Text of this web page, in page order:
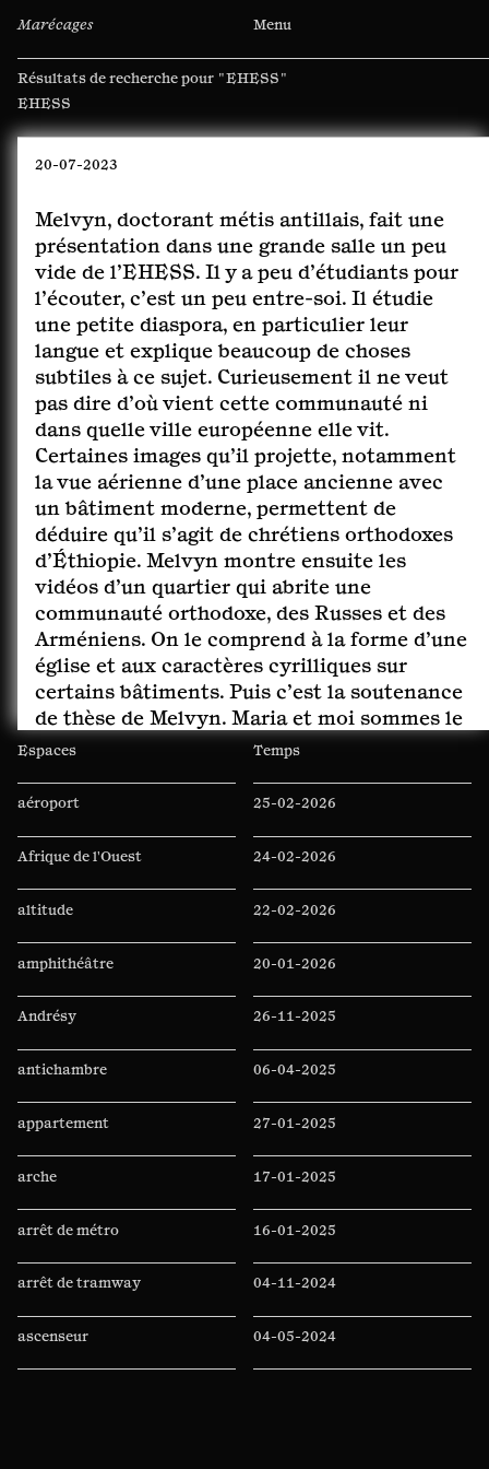
Marécages Menu
Résultats de recherche pour "EHESS"
Rechercher :
20-07-2023
Melvyn, doctorant métis antillais, fait une
présentation dans une grande salle un peu
vide de l’EHESS. Il y a peu d’étudiants pour
l’écouter, c’est un peu entre-soi. Il étudie
une petite diaspora, en particulier leur
langue et explique beaucoup de choses
subtiles à ce sujet. Curieusement il ne veut
pas dire d’où vient cette communauté ni
dans quelle ville européenne elle vit.
Certaines images qu’il projette, notamment
la vue aérienne d’une place ancienne avec
un bâtiment moderne, permettent de
déduire qu’il s’agit de chrétiens orthodoxes
d’Éthiopie. Melvyn montre ensuite les
vidéos d’un quartier qui abrite une
communauté orthodoxe, des Russes et des
Arméniens. On le comprend à la forme d’une
église et aux caractères cyrilliques sur
certains bâtiments. Puis c’est la soutenance
de thèse de Melvyn. Maria et moi sommes le
seul public. Les tables sont alignées dans
grosse moustache, grosses lunettes rondes,
ressemble à un intellectuel des années 1970
ethnologue. La soutenance n’est pas très
est bienviellant. Pourtant, lorsque le
de cette population, l’assesseur se rend
élémentaires, comme le verbe « lire », dont il
Espaces Temps
aéroport
Afrique de l'Ouest
altitude
amphithéâtre
Andrésy
antichambre
appartement
arche
arrêt de métro
arrêt de tramway
ascenseur
25-02-2026
24-02-2026
22-02-2026
20-01-2026
26-11-2025
06-04-2025
27-01-2025
17-01-2025
16-01-2025
04-11-2024
04-05-2024